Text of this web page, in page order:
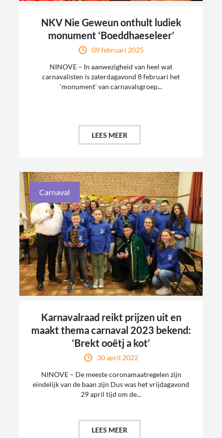
NKV Nie Geweun onthult ludiek
monument ‘Boeddhaeseleer’
09 februari 2025
NINOVE – In aanwezigheid van heel wat
carnavalisten is zaterdagavond 8 februari het
‘monument’ van carnavalsgroep...
LEES MEER
Carnaval
Karnavalraad reikt prijzen uit en
maakt thema carnaval 2023 bekend:
‘Brekt ooëtj a kot’
30 april 2022
NINOVE – De meeste coronamaatregelen zijn
eindelijk van de baan zijn Dus was het vrijdagavond
29 april tijd om de...
LEES MEER